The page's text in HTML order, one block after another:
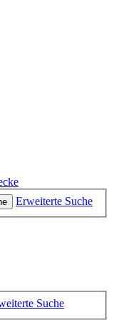
Erweiterte Suche
Suche